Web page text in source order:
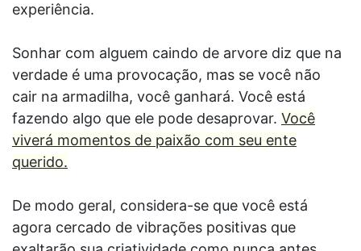
experiência.
Sonhar com alguem caindo de arvore diz que na
verdade é uma provocação, mas se você não
cair na armadilha, você ganhará. Você está
fazendo algo que ele pode desaprovar. Você
viverá momentos de paixão com seu ente
querido.
De modo geral, considera-se que você está
agora cercado de vibrações positivas que